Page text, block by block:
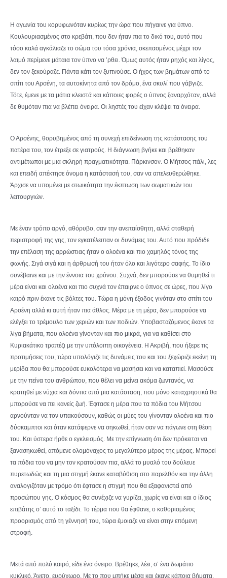
Η αγωνία του κορυφωνόταν κυρίως την ώρα που πήγαινε για ύπνο.
Κουλουριασμένος στο κρεβάτι, που δεν ήταν πια το δικό του, αυτό που
τόσο καλά αγκάλιαζε το σώμα του τόσα χρόνια, σκεπασμένος μέχρι τον
λαιμό περίμενε μάταια τον ύπνο να ’ρθει. Όμως αυτός ήταν ρηχός και λίγος,
δεν τον ξεκούραζε. Πάντα κάτι τον ξυπνούσε. Ο ήχος των βημάτων από το
σπίτι του Αρσένη, τα αυτοκίνητα από τον δρόμο, ένα σκυλί που γάβγιζε.
Τότε, έμενε με τα μάτια κλειστά και κάποιες φορές ο ύπνος ξαναρχόταν, αλλά
δε θυμόταν πια να βλέπει όνειρα. Οι ληστές του είχαν κλέψει τα όνειρα.
Ο Αρσένης, θορυβημένος από τη συνεχή επιδείνωση της κατάστασης του
πατέρα του, τον έτρεξε σε γιατρούς. Η διάγνωση βγήκε και βρέθηκαν
αντιμέτωποι με μια σκληρή πραγματικότητα. Πάρκινσον. Ο Μήτσος πάλι, λες
και επειδή απέκτησε όνομα η κατάστασή του, σαν να απελευθερώθηκε.
Άρχισε να υπομένει με στωικότητα την έκπτωση των σωματικών του
λειτουργιών.
Με έναν τρόπο αργό, αθόρυβο, σαν την ανεπαίσθητη, αλλά σταθερή
περιστροφή της γης, τον εγκατέλειπαν οι δυνάμεις του. Αυτό που πρόδιδε
την επέλαση της αρρώστιας ήταν ο ολοένα και πιο χαμηλός τόνος της
φωνής. Σιγά σιγά και η άρθρωσή του ήταν όλο και λιγότερο σαφής. Το ίδιο
συνέβαινε και με την έννοια του χρόνου. Συχνά, δεν μπορούσε να θυμηθεί τι
μέρα είναι και ολοένα και πιο συχνά τον έπαιρνε ο ύπνος σε ώρες, που λίγο
καιρό πριν έκανε τις βόλτες του. Τώρα η μόνη έξοδος γινόταν στο σπίτι του
Αρσένη αλλά κι αυτή ήταν πια άθλος. Μέρα με τη μέρα, δεν μπορούσε να
ελέγξει το τρέμουλο των χεριών και των ποδιών. Υποβασταζόμενος έκανε τα
λίγα βήματα, που ολοένα γίνονταν και πιο μικρά, για να καθίσει στο
Κυριακάτικο τραπέζι με την υπόλοιπη οικογένεια. Η Ακριβή, που ήξερε τις
προτιμήσεις του, τώρα υπολόγιζε τις δυνάμεις του και του ξεχώριζε εκείνη τη
μερίδα που θα μπορούσε ευκολότερα να μασήσει και να καταπιεί. Μασούσε
με την πείνα του ανθρώπου, που θέλει να μείνει ακόμα ζωντανός, να
κρατηθεί με νύχια και δόντια από μια κατάσταση, που μόνο καταχρηστικά θα
μπορούσε να πει κανείς ζωή. Έφτασε η μέρα που τα πόδια του Μήτσου
αρνούνταν να τον υπακούσουν, καθώς οι μύες του γίνονταν ολοένα και πιο
δύσκαμπτοι και όταν κατάφερνε να σηκωθεί, ήταν σαν να πάγωνε στη θέση
του. Και ύστερα ήρθε ο εγκλεισμός. Με την επίγνωση ότι δεν πρόκειται να
ξανασηκωθεί, απόμενε ολομόναχος το μεγαλύτερο μέρος της μέρας. Μπορεί
τα πόδια του να μην τον κρατούσαν πια, αλλά το μυαλό του δούλευε
πυρετωδώς και τη μια στιγμή έκανε καταβύθιση στο παρελθόν και την άλλη
αναλογιζόταν με τρόμο ότι έφτασε η στιγμή που θα εξαφανιστεί από
προσώπου γης. Ο κόσμος θα συνέχιζε να γυρίζει, χωρίς να είναι και ο ίδιος
επιβάτης σ’ αυτό το ταξίδι. Το τέρμα που θα έφθανε, ο καθορισμένος
προορισμός από τη γέννησή του, τώρα έμοιαζε να είναι στην επόμενη
στροφή.
Μετά από πολύ καιρό, είδε ένα όνειρο. Βρέθηκε, λέει, σ’ ένα δωμάτιο
κυκλικό. Άνετο, ευρύχωρο. Με το που μπήκε μέσα και έκανε κάποια βήματα,